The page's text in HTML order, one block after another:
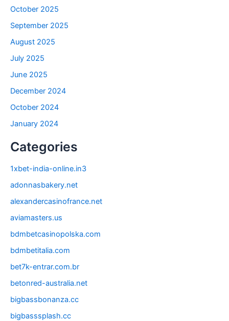
October 2025
September 2025
August 2025
July 2025
June 2025
December 2024
October 2024
January 2024
Categories
1xbet-india-online.in3
adonnasbakery.net
alexandercasinofrance.net
aviamasters.us
bdmbetcasinopolska.com
bdmbetitalia.com
bet7k-entrar.com.br
betonred-australia.net
bigbassbonanza.cc
bigbasssplash.cc